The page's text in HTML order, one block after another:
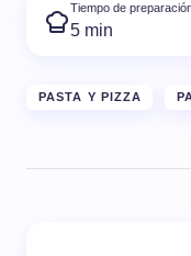
Tiempo de
5 min
PASTA Y PIZZA